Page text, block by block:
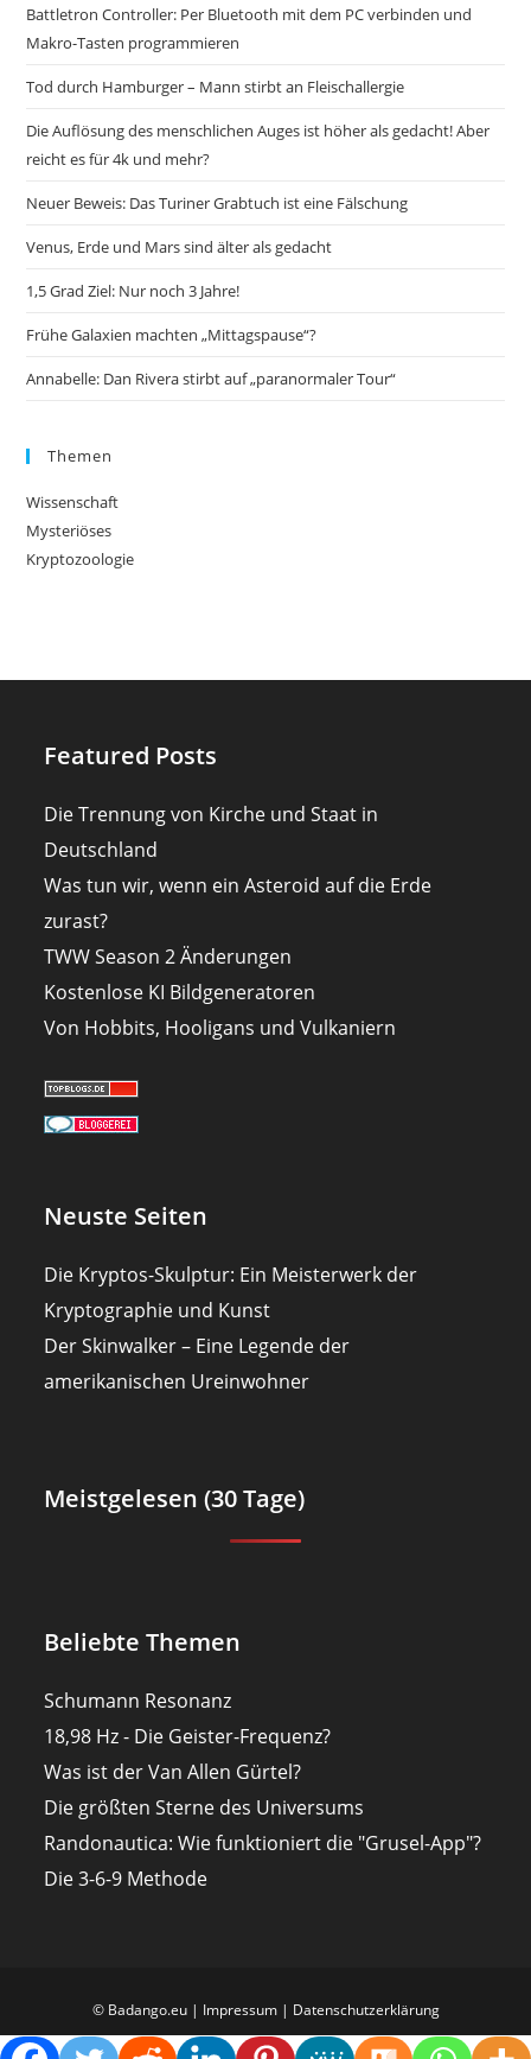
Battletron Controller: Per Bluetooth mit dem PC verbinden und
Makro-Tasten programmieren
Tod durch Hamburger – Mann stirbt an Fleischallergie
Die Auflösung des menschlichen Auges ist höher als gedacht! Aber
reicht es für 4k und mehr?
Neuer Beweis: Das Turiner Grabtuch ist eine Fälschung
Venus, Erde und Mars sind älter als gedacht
1,5 Grad Ziel: Nur noch 3 Jahre!
Frühe Galaxien machten „Mittagspause“?
Annabelle: Dan Rivera stirbt auf „paranormaler Tour“
Themen
Wissenschaft
Mysteriöses
Kryptozoologie
Featured Posts
Die Trennung von Kirche und Staat in
Deutschland
Was tun wir, wenn ein Asteroid auf die Erde
zurast?
TWW Season 2 Änderungen
Kostenlose KI Bildgeneratoren
Von Hobbits, Hooligans und Vulkaniern
Neuste Seiten
Die Kryptos-Skulptur: Ein Meisterwerk der
Kryptographie und Kunst
Der Skinwalker – Eine Legende der
amerikanischen Ureinwohner
Meistgelesen (30 Tage)
Beliebte Themen
Schumann Resonanz
18,98 Hz - Die Geister-Frequenz?
Was ist der Van Allen Gürtel?
Die größten Sterne des Universums
Randonautica: Wie funktioniert die "Grusel-App"?
Die 3-6-9 Methode
© Badango.eu | Impressum| Datenschutzerklärung